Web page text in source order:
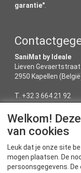
garantie"
SaniMat by Ideale
Lieven
2950 Kapellen
T. +32 3 664 21 92
Service
Algemene
Privacyverklaring
Welkom!
van cookies
Leuk dat je onze site
mogen plaatsen. De
persoonsgegevens. De